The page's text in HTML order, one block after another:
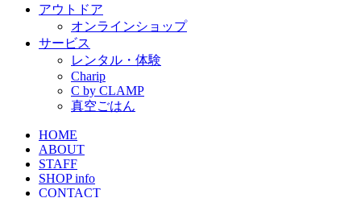
アウトドア
オンラインショップ
サービス
レンタル・体験
Charip
C by CLAMP
真空ごはん
HOME
ABOUT
STAFF
SHOP info
CONTACT